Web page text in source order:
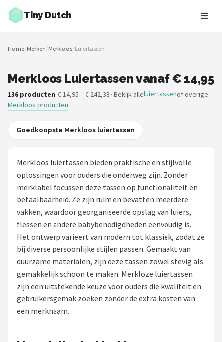
Tiny Dutch
Zoeken
NAVIGATIE
Merken
Blog
Knuffel Cadeaus
Babykleding Cadeaus
Blokken
Shop
Jollein
Chouette-Chouette
Home/Merken/Merkloos/Luiertassen
Merkloos Luiertassen vanaf € 14,95
136 producten· € 14,95 – € 242,38 · Bekijk alleluiertassenof overige
Merkloos producten
Goedkoopste Merkloos luiertassen
Merkloos luiertassen bieden praktische en stijlvolle
oplossingen voor ouders die onderweg zijn. Zonder
merklabel focussen deze tassen op functionaliteit en
betaalbaarheid. Ze zijn ruim en bevatten meerdere
vakken, waardoor georganiseerde opslag van luiers,
flessen en andere babybenodigdheden eenvoudig is.
Het ontwerp varieert van modern tot klassiek, zodat ze
bij diverse persoonlijke stijlen passen. Gemaakt van
duurzame materialen, zijn deze tassen zowel stevig als
gemakkelijk schoon te maken. Merkloze luiertassen
zijn een uitstekende keuze voor ouders die kwaliteit en
gebruikersgemak zoeken zonder de extra kosten van
een merknaam.